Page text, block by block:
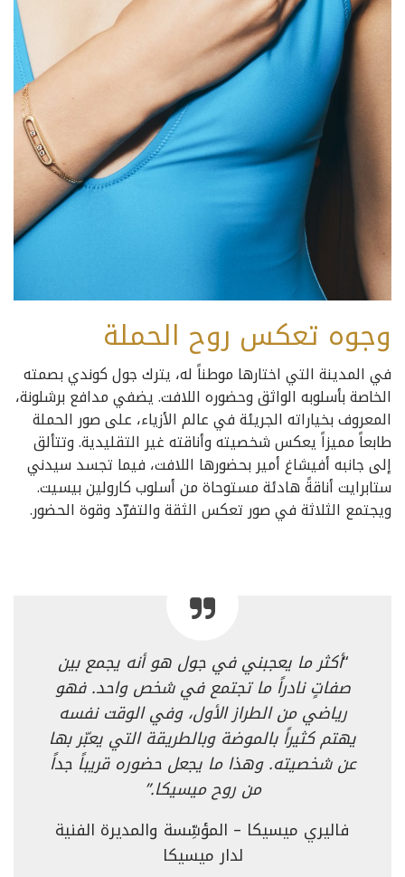
وجوه تعكس روح الحملة
في المدينة التي اختارها موطناً له، يترك جول كوندي بصمته
الخاصة بأسلوبه الواثق وحضوره اللافت. يضفي مدافع برشلونة،
المعروف بخياراته الجريئة في عالم الأزياء، على صور الحملة
طابعاً مميزاً يعكس شخصيته وأناقته غير التقليدية. وتتألق
إلى جانبه أفيشاغ أمير بحضورها اللافت، فيما تجسد سيدني
ستابرايت أناقةً هادئة مستوحاة من أسلوب كارولين بيسيت.
ويجتمع الثلاثة في صور تعكس الثقة والتفرّد وقوة الحضور.
“أكثر ما يعجبني في جول هو أنه يجمع بين
صفاتٍ نادراً ما تجتمع في شخص واحد. فهو
رياضي من الطراز الأول، وفي الوقت نفسه
يهتم كثيراً بالموضة وبالطريقة التي يعبّر بها
عن شخصيته. وهذا ما يجعل حضوره قريباً جداً
من روح ميسيكا.”
فاليري ميسيكا – المؤسِّسة والمديرة الفنية
لدار ميسيكا